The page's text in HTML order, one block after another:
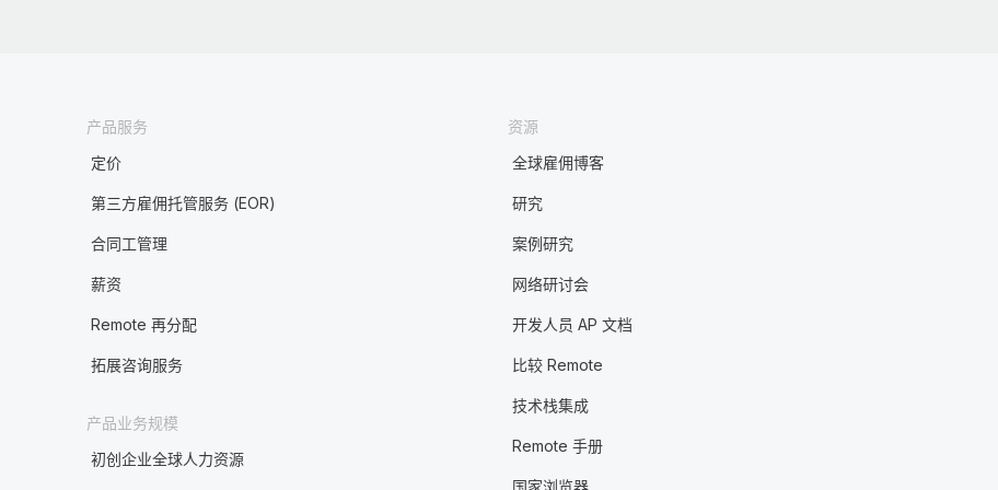
产品服务
定价
第三方雇佣托管服务 (EOR)
合同工管理
薪资
Remote 再分配
拓展咨询服务
产品业务规模
初创企业全球人力资源
资源
全球雇佣博客
研究
案例研究
网络研讨会
开发人员 AP 文档
比较 Remote
技术栈集成
Remote 手册
国家浏览器